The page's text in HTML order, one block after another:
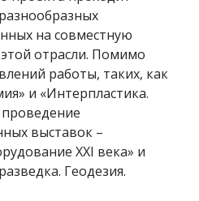
на совместную
отрасли. Помимо
работы, таких, как
и «Интерпластика.
проведение
выставок –
XXI века» и
Геодезия.